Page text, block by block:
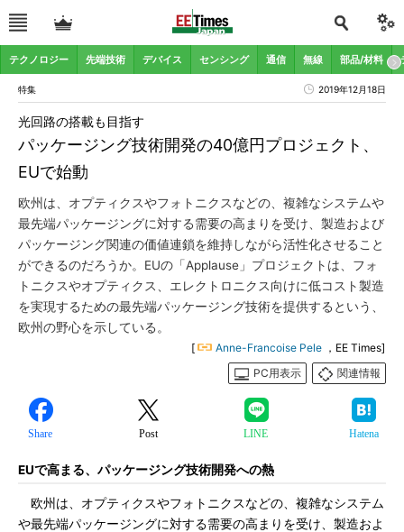
テクノロジー 先端技術 デバイス センシング 通信 無線 部品/材料
特集 2019年12月18日
パッケージング技術開発の40億円プロジェクト、
EUで始動
光回路の搭載も目指す
欧州は、オプティクスやフォトニクスなどの、複雑なシステムや
最先端パッケージングに対する需要の高まりを受け、製造および
パッケージング関連の価値連鎖を維持しながら活性化させること
ができるのだろうか。EUの「Applause」プロジェクトは、フォ
トニクスやオプティクス、エレクトロニクス向けに低コスト製造
を実現するための最先端パッケージング技術を提供するという、
欧州の野心を示している。
[ Anne-Francoise Pele ，EE Times]
PC用表示
関連情報
Share Post LINE Hatena
EUで高まる、パッケージング技術開発への熱
欧州は、オプティクスやフォトニクスなどの、複雑なシステム
や最先端パッケージングに対する需要の高まりを受け、製造およ